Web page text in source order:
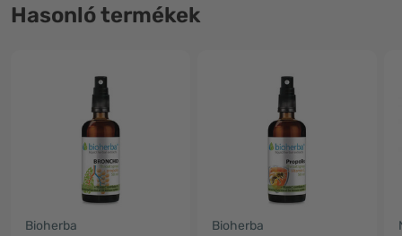
Hasonló termékek
Bioherba Bioherba